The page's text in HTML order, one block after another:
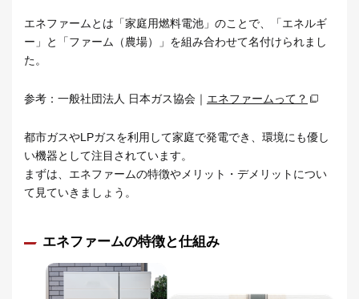
エネファームとは「家庭用燃料電池」のことで、「エネルギ
ー」と「ファーム（農場）」を組み合わせて名付けられまし
た。
参考：一般社団法人 日本ガス協会｜ エネファームって？
都市ガスやLPガスを利用して家庭で発電でき、環境にも優し
い機器として注目されています。
まずは、エネファームの特徴やメリット・デメリットについ
て見ていきましょう。
エネファームの特徴と仕組み